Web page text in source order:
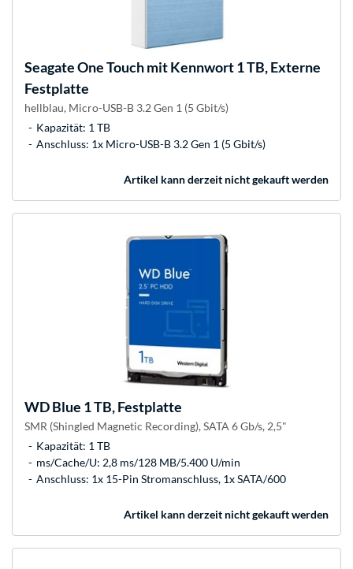
SeagateOne Touch mit Kennwort 1 TB, Externe
Festplatte
hellblau, Micro-USB-B 3.2 Gen 1 (5 Gbit/s)
Kapazität: 1 TB
Anschluss: 1x Micro-USB-B 3.2 Gen 1 (5 Gbit/s)
Artikel kann derzeit nicht gekauft werden
WDBlue 1 TB, Festplatte
SMR (Shingled Magnetic Recording), SATA 6 Gb/s, 2,5"
Kapazität: 1 TB
ms/Cache/U: 2,8 ms/128 MB/5.400 U/min
Anschluss: 1x 15-Pin Stromanschluss, 1x SATA/600
Artikel kann derzeit nicht gekauft werden